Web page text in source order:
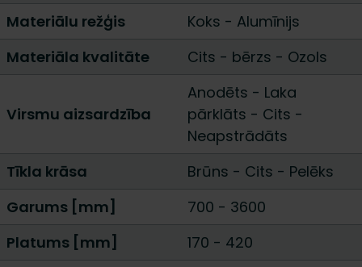
Materiālu režģis
Koks - Alumīnijs
Materiāla kvalitāte
Cits - bērzs - Ozols
Virsmu aizsardzība
Anodēts - Laka
pārklāts - Cits -
Neapstrādāts
Tīkla krāsa
Brūns - Cits - Pelēks
Garums [mm]
700 - 3600
Platums [mm]
170 - 420